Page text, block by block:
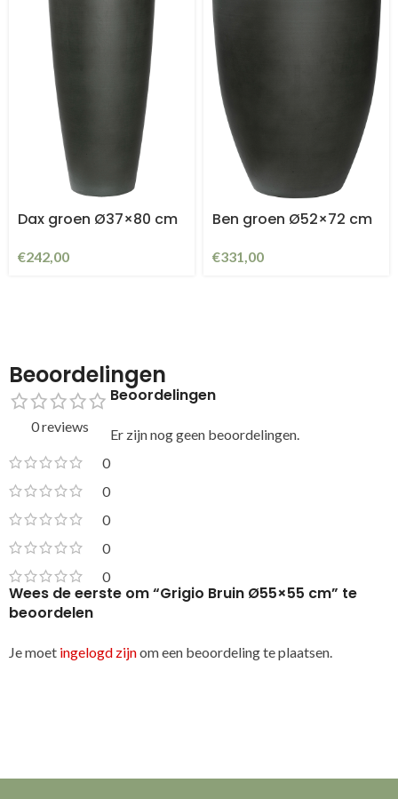
Dax groen Ø37×80 cm
€242,00
Ben groen Ø52×72 cm
€331,00
Beoordelingen
0 reviews
0
0
0
0
0
Beoordelingen
Er zijn nog geen beoordelingen.
Wees de eerste om “Grigio Bruin Ø55×55 cm” te
beoordelen
Je moet ingelogd zijnom een beoordeling te plaatsen.